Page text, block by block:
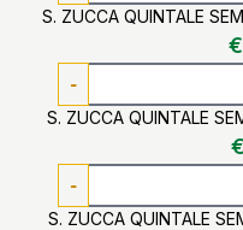
S. ZUCCA QUINTALE
-
S. ZUCCA QUINTALE
-
S. ZUCCA QUINTALE